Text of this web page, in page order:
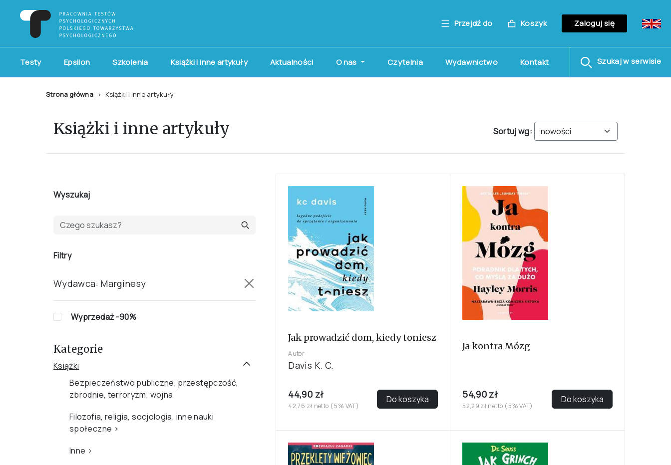
Przejdź do Koszyk Zaloguj się
Testy Epsilon Szkolenia Książki i inne artykuły Aktualności O nas Czytelnia Wydawnictwo Kontakt Szukaj w serwisie
Strona główna Książki i inne artykuły
Książki i inne artykuły Sortuj wg:
Wyszukaj
Filtry
Wydawca: Marginesy
Wyprzedaż -90%
Kategorie
Książki
Bezpieczeństwo publiczne, przestępczość,
zbrodnie, terroryzm, wojna
Filozofia, religia, socjologia, inne nauki
społeczne ›
Inne ›
Jak prowadzić dom, kiedy toniesz
Autor
Davis K. C.
44,90 zł
42,76 zł netto ( 5% VAT)
Do koszyka
Ja kontra Mózg
54,90 zł
52,29 zł netto ( 5% VAT)
Do koszyka